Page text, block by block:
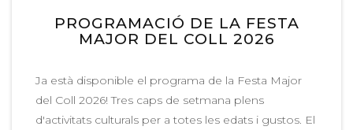
PROGRAMACIÓ DE LA FESTA
MAJOR DEL COLL 2026
Ja està disponible el programa de la Festa Major
del Coll 2026! Tres caps de setmana plens
d'activitats culturals per a totes les edats i gustos. El